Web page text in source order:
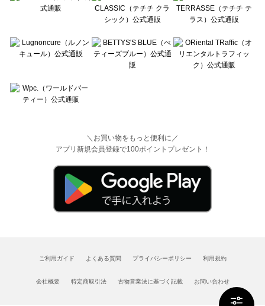
＼お買い物をもっと便利に／
アプリ新規会員登録で100ポイントプレゼント！
ご利用ガイド よくある質問 プライバシーポリシー 利用規約
会社概要 特定商取引法 古物営業法に基づく記載 お問い合わせ